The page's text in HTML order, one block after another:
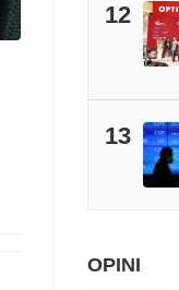
12
13
OPINI